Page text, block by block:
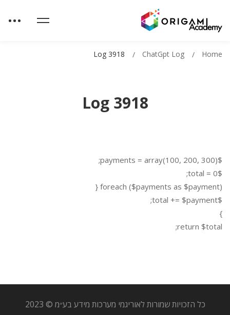
Log 3918
Home
ChatGpt Log
Log 3918
$payments = array(100, 200, 300);
$total = 0;
foreach ($payments as $payment) {
$total += $payment;
}
return $total;
כל הזכויות שמורות לאוריגמי מערכות מידע בע״מ © 2023